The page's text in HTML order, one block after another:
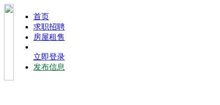
⾸⻚
求职招聘
房屋租售
立即登录
发布信息